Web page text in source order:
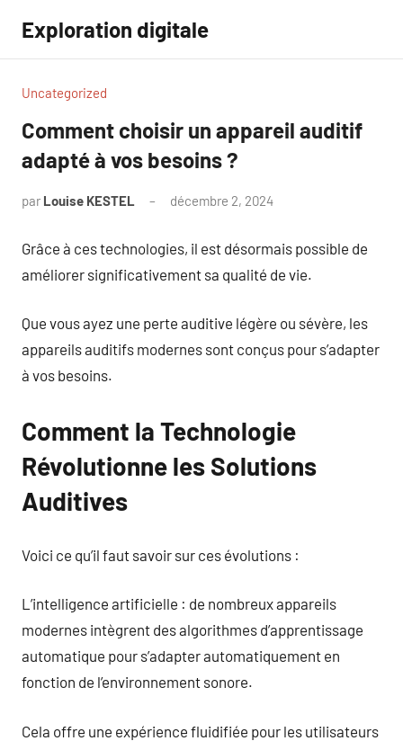
contenu
Exploration digitale
Uncategorized
Comment choisir un appareil auditif
adapté à vos besoins ?
par Louise KESTEL décembre 2, 2024
Grâce à ces technologies, il est désormais possible de
améliorer significativement sa qualité de vie.
Que vous ayez une perte auditive légère ou sévère, les
appareils auditifs modernes sont conçus pour s’adapter
à vos besoins.
Comment la Technologie
Révolutionne les Solutions
Auditives
Voici ce qu’il faut savoir sur ces évolutions :
L’intelligence artificielle : de nombreux appareils
modernes intègrent des algorithmes d’apprentissage
automatique pour s’adapter automatiquement en
fonction de l’environnement sonore.
Cela offre une expérience fluidifiée pour les utilisateurs